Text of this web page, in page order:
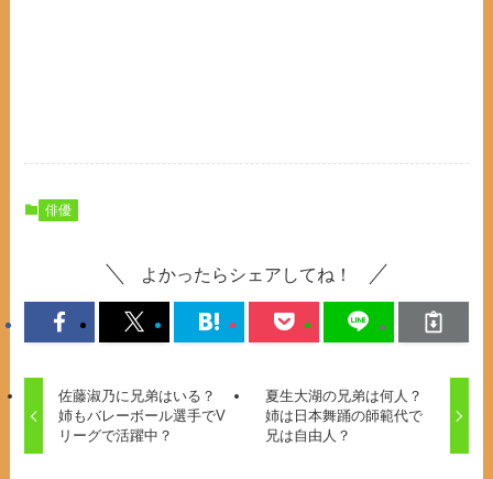
俳優
よかったらシェアしてね！
佐藤淑乃に兄弟はいる？
姉もバレーボール選手でV
リーグで活躍中？
夏生大湖の兄弟は何人？
姉は日本舞踊の師範代で
兄は自由人？